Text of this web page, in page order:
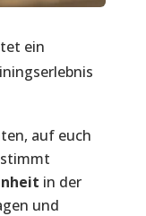
ein
auf euch
in der
und